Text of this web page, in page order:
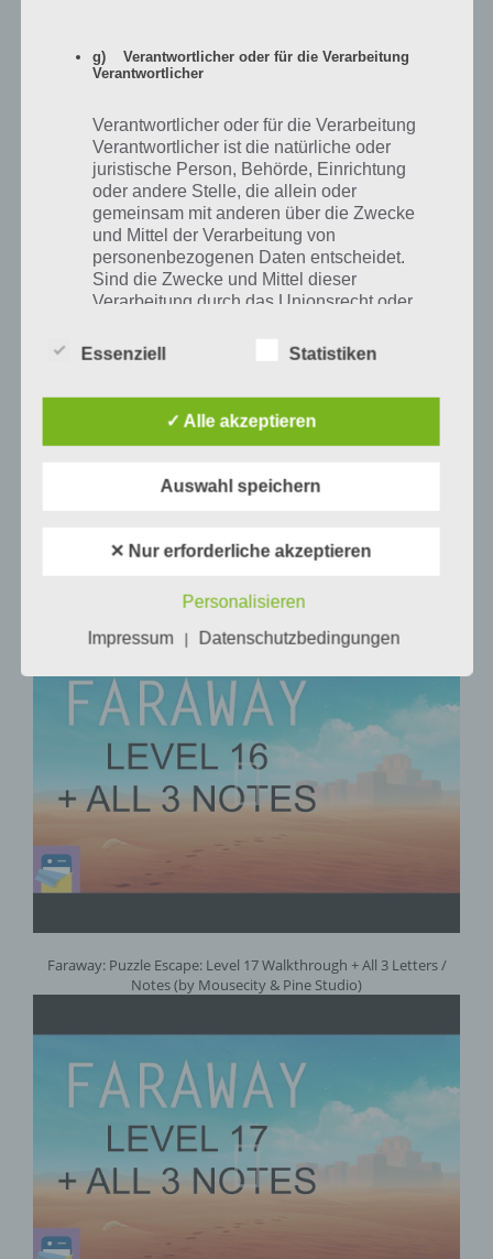
Faraway: Puzzle Escape: Level 15 Walkthrough + All 3 Letters /
Notes (by Mousecity & Pine Studio)
Notes (by Mousecity & Pine Studio)
Faraway: Puzzle Escape: Level 17 Walkthrough + All 3 Letters /
Notes (by Mousecity & Pine Studio)
g) Verantwortlicher oder für die Verarbeitung
Verantwortlicher
Verantwortlicher oder für die Verarbeitung
Verantwortlicher ist die natürliche oder
juristische Person, Behörde, Einrichtung
oder andere Stelle, die allein oder
gemeinsam mit anderen über die Zwecke
und Mittel der Verarbeitung von
personenbezogenen Daten entscheidet.
Sind die Zwecke und Mittel dieser
Verarbeitung durch das Unionsrecht oder
so kann der Verantwortliche
Unionsrecht oder dem Recht der
Mitgliedstaaten vorgesehen werden.
Auftragsverarbeiter ist eine natürliche oder
oder andere Stelle, die personenbezogene
Daten im Auftrag des Verantwortlichen
verarbeitet.
i) Empfänger
Empfänger ist eine natürliche oder juristische
Person, Behörde, Einrichtung oder andere
Stelle, der personenbezogene Daten
offengelegt werden, unabhängig davon, ob
nicht. Behörden, die im Rahmen eines
dem Unionsrecht oder dem Recht der
personenbezogene Daten erhalten, gelten
jedoch nicht als Empfänger.
j) Dritter
Dritter ist eine natürliche oder juristische
Person, Behörde, Einrichtung oder andere
Stelle außer der betroffenen Person, dem
Verantwortlichen, dem Auftragsverarbeiter
unmittelbaren Verantwortung des
Verantwortlichen oder des
Essenziell Statistiken
✓ Alle akzeptieren
Auswahl speichern
✕ Nur erforderliche akzeptieren
Personalisieren
Impressum
| Datenschutzbedingungen